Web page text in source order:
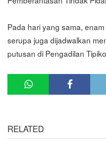
Pada hari yang sama,
serupa juga dijadwalkan
putusan di Pengadilan
RELATED